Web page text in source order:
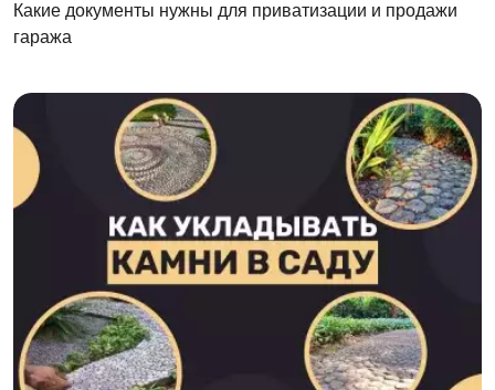
Какие документы нужны для приватизации и продажи
гаража